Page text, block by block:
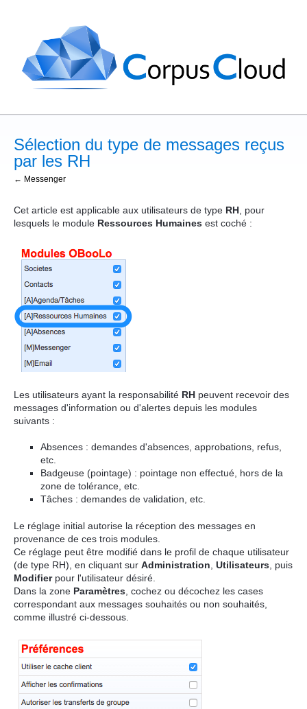
Sélection du type de messages reçus
par les RH
← Messenger
Cet article est applicable aux utilisateurs de type RH , pour
lesquels le module Ressources Humaines est coché :
Les utilisateurs ayant la responsabilité RH peuvent recevoir des
messages d'information ou d'alertes depuis les modules
suivants :
Absences : demandes d'absences, approbations, refus,
etc.
Badgeuse (pointage) : pointage non effectué, hors de la
zone de tolérance, etc.
Tâches : demandes de validation, etc.
Le réglage initial autorise la réception des messages en
provenance de ces trois modules.
Ce réglage peut être modifié dans le profil de chaque utilisateur
(de type RH), en cliquant sur Administration Utilisateurs , puis
Modifierpour l'utilisateur désiré.
Dans la zone Paramètres , cochez ou décochez les cases
correspondant aux messages souhaités ou non souhaités,
comme illustré ci-dessous.